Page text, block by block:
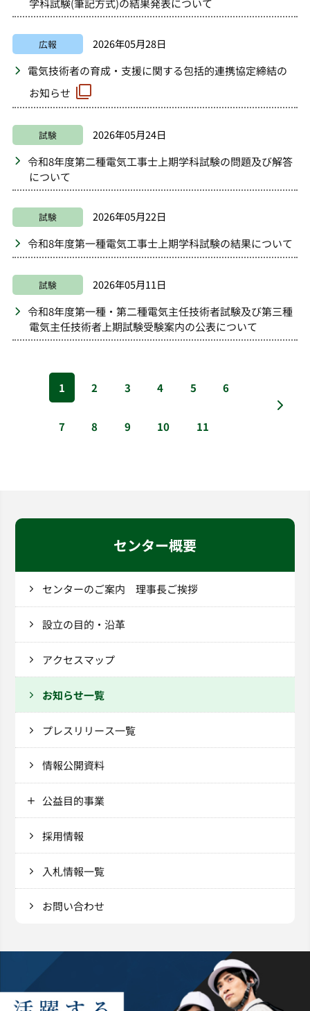
学科試験(筆記方式)の結果発表について
広報
2026年05月28日
電気技術者の育成・支援に関する包括的連携協定締結の
お知らせ
試験
2026年05月24日
令和8年度第二種電気工事士上期学科試験の問題及び解答
について
試験
2026年05月22日
令和8年度第一種電気工事士上期学科試験の結果について
試験
2026年05月11日
令和8年度第一種・第二種電気主任技術者試験及び第三種
電気主任技術者上期試験受験案内の公表について
1 2 3 4 5 6
7 8 9 10 11
センター概要
センターのご案内 理事長ご挨拶
設立の目的・沿革
アクセスマップ
お知らせ一覧
プレスリリース一覧
情報公開資料
公益目的事業
採用情報
入札情報一覧
お問い合わせ